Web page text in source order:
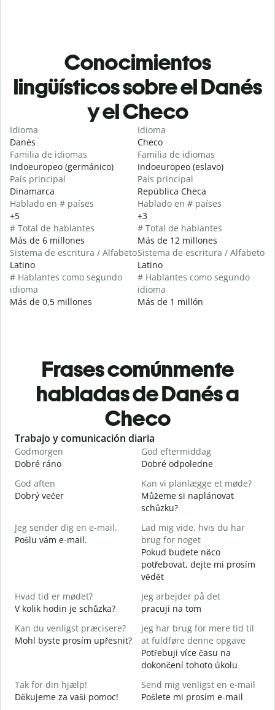
Conocimientos
lingüísticos sobre el Danés
y el Checo
Idioma
Danés
Familia de idiomas
Indoeuropeo (germánico)
País principal
Dinamarca
Hablado en # países
+5
# Total de hablantes
Más de 6 millones
Sistema de escritura / Alfabeto
Latino
# Hablantes como segundo
idioma
Más de 0,5 millones
Idioma
Checo
Familia de idiomas
Indoeuropeo (eslavo)
País principal
República Checa
Hablado en # países
+3
# Total de hablantes
Más de 12 millones
Sistema de escritura / Alfabeto
Latino
# Hablantes como segundo
idioma
Más de 1 millón
Frases comúnmente
habladas de Danés a
Checo
Slide 1 of 6
Trabajo y comunicación diaria
Godmorgen
Dobré ráno
God eftermiddag
Dobré odpoledne
God aften
Dobrý večer
Kan vi planlægge et møde?
Můžeme si naplánovat
schůzku?
Jeg sender dig en e-mail.
Pošlu vám e-mail.
Lad mig vide, hvis du har
brug for noget
Pokud budete něco
potřebovat, dejte mi prosím
vědět
Hvad tid er mødet?
V kolik hodin je schůzka?
Jeg arbejder på det
pracuji na tom
Kan du venligst præcisere?
Mohl byste prosím upřesnit?
Jeg har brug for mere tid til
at fuldføre denne opgave
Potřebuji více času na
dokončení tohoto úkolu
Tak for din hjælp!
Děkujeme za vaši pomoc!
Send mig venligst en e-mail
Pošlete mi prosím e-mail